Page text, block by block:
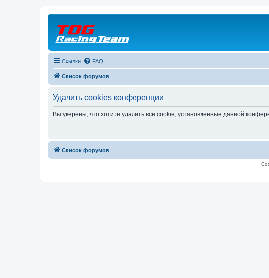
Ссылки FAQ
Список форумов
Удалить cookies конференции
Вы уверены, что хотите удалить все cookie, установленные данной
Список форумов